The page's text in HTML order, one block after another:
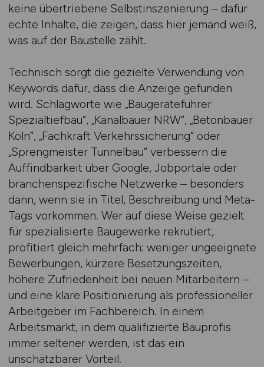
keine übertriebene Selbstinszenierung – dafür
echte Inhalte, die zeigen, dass hier jemand weiß,
was auf der Baustelle zählt.
Technisch sorgt die gezielte Verwendung von
Keywords dafür, dass die Anzeige gefunden
wird. Schlagworte wie „Baugeräteführer
Spezialtiefbau“, „Kanalbauer NRW“, „Betonbauer
Köln“, „Fachkraft Verkehrssicherung“ oder
„Sprengmeister Tunnelbau“ verbessern die
Auffindbarkeit über Google, Jobportale oder
branchenspezifische Netzwerke – besonders
dann, wenn sie in Titel, Beschreibung und Meta-
Tags vorkommen. Wer auf diese Weise gezielt
für spezialisierte Baugewerke rekrutiert,
profitiert gleich mehrfach: weniger ungeeignete
Bewerbungen, kürzere Besetzungszeiten,
höhere Zufriedenheit bei neuen Mitarbeitern –
und eine klare Positionierung als professioneller
Arbeitgeber im Fachbereich. In einem
Arbeitsmarkt, in dem qualifizierte Bauprofis
immer seltener werden, ist das ein
unschätzbarer Vorteil.